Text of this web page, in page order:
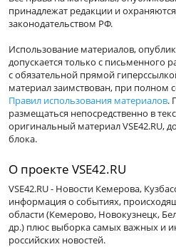
принадлежат редакции и охраняются
законодательством РФ.
Использование материалов,
допускается только с письменного
с обязательной прямой
материал заимствован, при полном
Правил использования материалов.
размещаться непосредственно в
оригинальный материал VSE42.RU,
блока.
О проекте VSE42.RU
VSE42.RU - Новости Кемерова,
информация о событиях,
области (Кемерово, Новокузнецк,
др.) плюс выборка самых важных и
российских новостей.